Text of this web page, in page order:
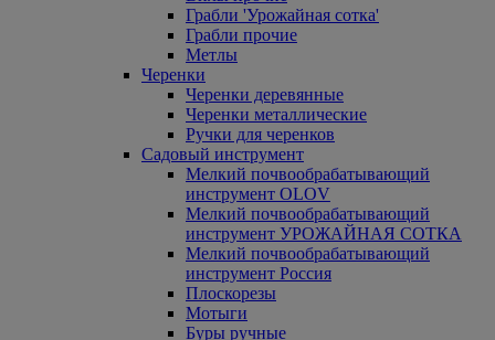
Грабли 'Урожайная сотка'
Грабли прочие
Метлы
Черенки
Черенки деревянные
Черенки металлические
Ручки для черенков
Садовый инструмент
Мелкий почвообрабатывающий
инструмент OLOV
Мелкий почвообрабатывающий
инструмент УРОЖАЙНАЯ СОТКА
Мелкий почвообрабатывающий
инструмент Россия
Плоскорезы
Мотыги
Буры ручные